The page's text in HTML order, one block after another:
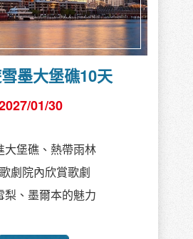
墨大堡礁10天
01/30
大堡礁、熱帶雨林
劇院內欣賞歌劇
梨、墨爾本的魅力